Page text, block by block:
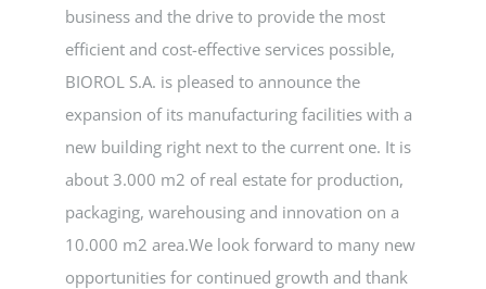
CONTACT
DEUTSCH
business and the drive to provide the most
efficient and cost-effective services possible,
BIOROL S.A. is pleased to announce the
expansion of its manufacturing facilities with a
new building right next to the current one. It is
about 3.000 m2 of real estate for production,
packaging, warehousing and innovation on a
10.000 m2 area.We look forward to many new
opportunities for continued growth and thank